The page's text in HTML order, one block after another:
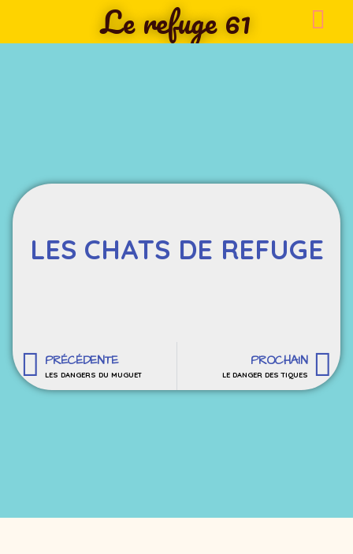
Le refuge 61
LES CHATS DE REFUGE
PRÉCÉDENTE
LES DANGERS DU MUGUET
PROCHAIN
LE DANGER DES TIQUES